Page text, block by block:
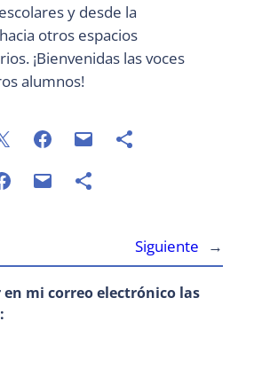
y desde la
otros espacios
¡Bienvenidas las voces
alumnos!
Siguiente
→
mi correo electrónico las